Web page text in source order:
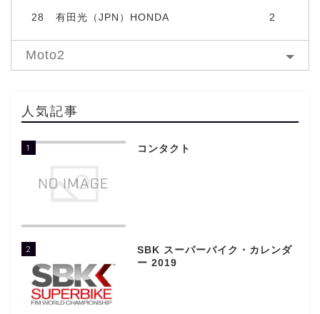
28 有田光（JPN）HONDA 2
Moto2
人気記事
1 コンタクト
2
SBK スーパーバイク・カレンダ
ー 2019